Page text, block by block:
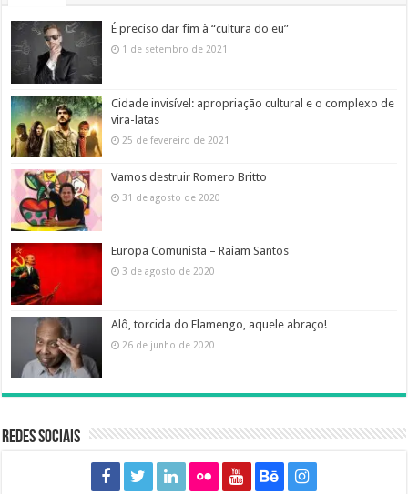
É preciso dar fim à “cultura do eu”
1 de setembro de 2021
Cidade invisível: apropriação cultural e o complexo de
vira-latas
25 de fevereiro de 2021
Vamos destruir Romero Britto
31 de agosto de 2020
Europa Comunista – Raiam Santos
3 de agosto de 2020
Alô, torcida do Flamengo, aquele abraço!
26 de junho de 2020
Redes sociais